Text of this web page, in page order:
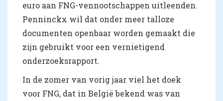
euro aan FNG-vennootschappen uitleenden.
Penninckx wil dat onder meer talloze
documenten openbaar worden gemaakt die
zijn gebruikt voor een vernietigend
onderzoeksrapport.
In de zomer van vorig jaar viel het doek
voor FNG, dat in België bekend was van